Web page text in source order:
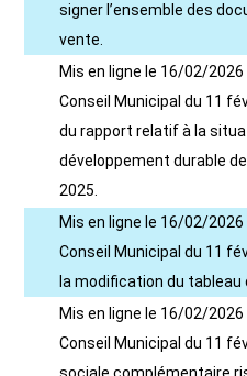
signer l’ensemble des
vente.
Mis en ligne le 16/02/2026
Conseil Municipal du 11
du rapport relatif à la
développement durable
2025.
Mis en ligne le 16/02/2026
Conseil Municipal du 11
la modification du
Mis en ligne le 16/02/2026
Conseil Municipal du 11